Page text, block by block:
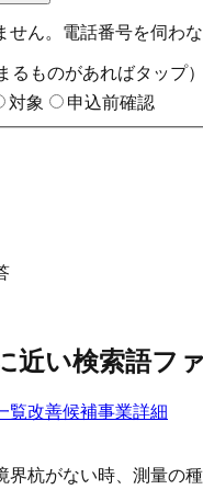
せん。電話番号を伺わ
ものがあればタップ）
対象 申込前確認
近い検索語フ
覧改善候補事業詳細
界杭がない時、測量の